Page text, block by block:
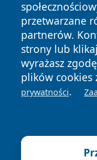
przetwarzane
partnerów.
strony lub
wyrażasz
plików cookies
prywatności.
News Autorzy